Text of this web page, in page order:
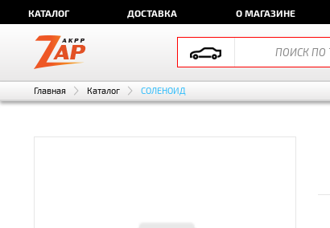
КАТАЛОГ ДОСТАВКА О МАГАЗИНЕ
Главная Каталог СОЛЕНОИД